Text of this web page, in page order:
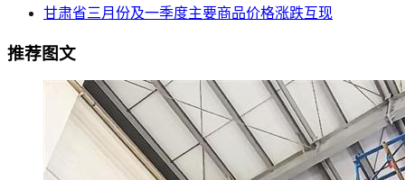
甘肃省三月份及一季度主要商品价格涨跌互现
推荐图文